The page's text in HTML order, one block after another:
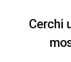
Cerchi